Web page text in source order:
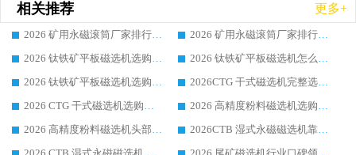
相关推荐 更多+
2026 矿用永磁滚筒厂家排行榜选购干货指南 行业口碑标杆华体会手机网页版-华体会(中国) 实力出众
2026 矿用永磁滚筒厂家排行榜选购指南，行业口碑领域强者华体会手机网页版-华体会(中国)
2026 钛铁矿平板磁选机选购全攻略 市场公认优质品牌厂家实力排行榜
2026 钛铁矿平板磁选机怎么选 靠谱生产企业实力排行榜选购参考攻略
2026 钛铁矿平板磁选机选购指南 行业口碑优选品牌生产企业实力排行榜
2026CTG 干式磁选机完整选购指南 行业口碑顶尖靠谱生产龙头厂家实力推荐
2026 CTG 干式磁选机选购指南|行业口碑靠谱生产厂家领域强者推荐
2026 高精度粉料磁选机选购全攻略 行业优质品牌华体会手机网页版-华体会(中国) 实力深度解析
2026 高精度粉料磁选机头部厂家选购指南 行业口碑靠谱品牌推荐 领域强者华体会手机网页版-华体会(中国) 解析
2026CTB 湿式永磁磁选机靠谱厂家实力排行榜 铁矿选矿设备采购全流程选购指南